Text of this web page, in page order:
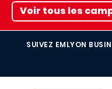
Voir tous les
SUIVEZ EMLYON